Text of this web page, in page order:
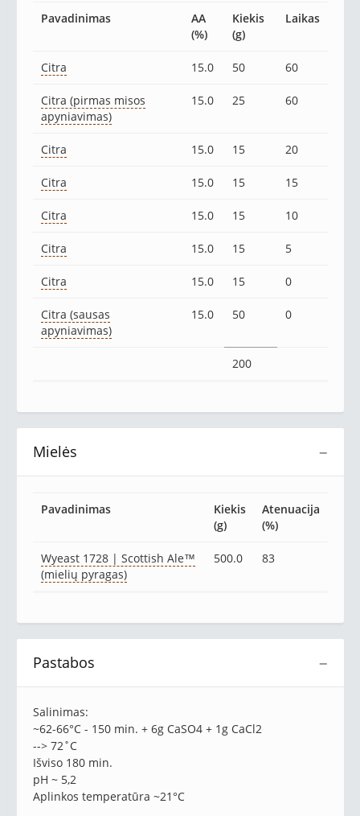
Pavadinimas
AA
(%)
Kiekis
(g)
Laikas
Citra 15.0 50 60
Citra (pirmas misos
apyniavimas)
15.0 25 60
Citra 15.0 15 20
Citra 15.0 15 15
Citra 15.0 15 10
Citra 15.0 15 5
Citra 15.0 15 0
Citra (sausas
apyniavimas)
15.0 50 0
200
−
Mielės
Pavadinimas
Kiekis
(g)
Atenuacija
(%)
Wyeast 1728 | Scottish Ale™
(mielių pyragas)
500.0 83
−
Pastabos
Salinimas:
~62-66°C - 150 min. + 6g CaSO4 + 1g CaCl2
--> 72˚C
Išviso 180 min.
pH ~ 5,2
Aplinkos temperatūra ~21°C